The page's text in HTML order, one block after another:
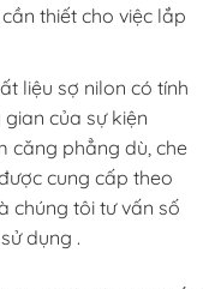
thiết cho việc lắp
liệu sợ nilon có tính
của sự kiện
căng phẳng dù, che
cung cấp theo
chúng tôi tư vấn số
dụng .